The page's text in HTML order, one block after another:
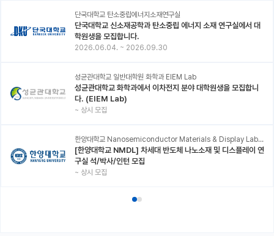
단국대학교 탄소중립에너지소재연구실
단국대학교 신소재공학과 탄소중립 에너지 소재 연구실에서 대
학원생을 모집합니다.
2026.06.04. ~ 2026.09.30
성균관대학교 일반대학원 화학과 EIEM Lab
성균관대학교 화학과에서 이차전지 분야 대학원생을 모집합니
다. (EIEM Lab)
~ 상시 모집
한양대학교 Nanosemiconductor Materials & Display Laboratory
[한양대학교 NMDL] 차세대 반도체 나노소재 및 디스플레이 연
구실 석/박사/인턴 모집
~ 상시 모집